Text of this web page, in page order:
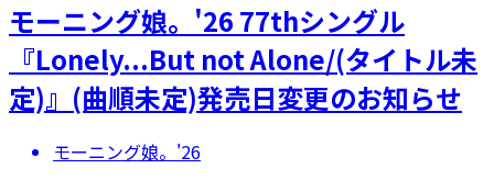
モーニング娘。'26 77thシングル
『Lonely...But not Alone/(タイトル未
定)』(曲順未定)発売日変更のお知らせ
モーニング娘。'26